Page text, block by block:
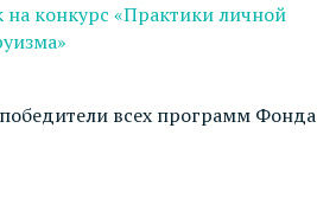
конкурс «Практики личной
всех программ Фонда